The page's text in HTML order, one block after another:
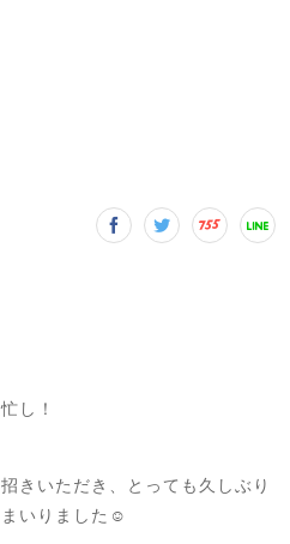
し！
きいただき、とっても久しぶり
いりました☺️